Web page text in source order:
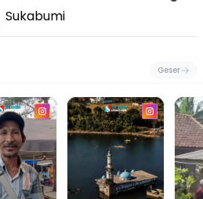
Sekolah Pastikan MBG Aman
Dikonsumsi
Sukabumi
Geser